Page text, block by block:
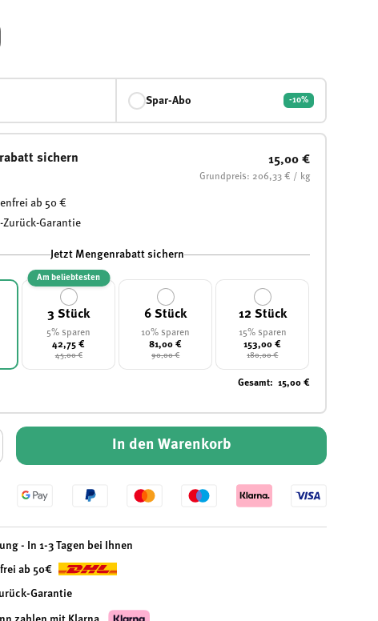
Spar-Abo -10%
sichern 15,00 €
Grundpreis: 206,33 € / kg
ab 50 €
Zurück-Garantie
Jetzt Mengenrabatt sichern
3 Stück
5% sparen
Am beliebtesten
42,75 €
45,00 €
6 Stück
10% sparen
81,00 €
90,00 €
12 Stück
15% sparen
153,00 €
180,00 €
Gesamt: 15,00 €
In den Warenkorb
- In 1-3 Tagen bei Ihnen
ab 50€
Garantie